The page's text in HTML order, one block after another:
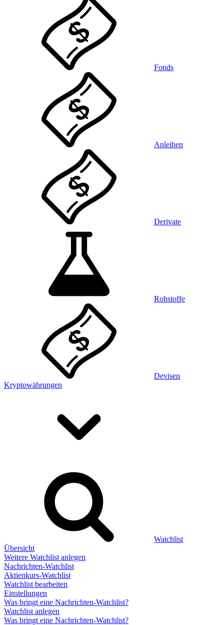
Fonds
Anleihen
Derivate
Rohstoffe
Devisen
Kryptowährungen
Watchlist
Übersicht
Weitere Watchlist anlegen
Nachrichten-Watchlist
Aktienkurs-Watchlist
Watchlist bearbeiten
Einstellungen
Was bringt eine Nachrichten-Watchlist?
Watchlist anlegen
Was bringt eine Nachrichten-Watchlist?